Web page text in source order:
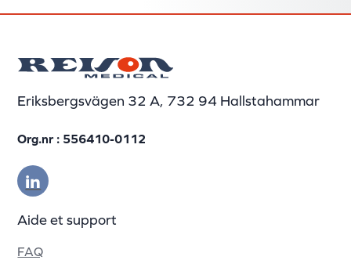
Eriksbergsvägen 32 A, 732 94 Hallstahammar
Org.nr : 556410-0112
Aide et support
FAQ